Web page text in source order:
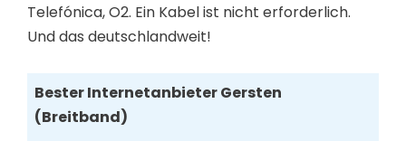
Telefónica, O2. Ein Kabel ist nicht erforderlich.
Und das deutschlandweit!
Bester Internetanbieter Gersten
(Breitband)